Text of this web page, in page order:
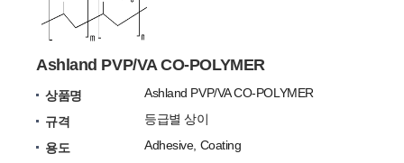
Ashland PVP/VA CO-POLYMER
상품명
Ashland PVP/VA CO-POLYMER
규격
등급별 상이
용도
Adhesive, Coating